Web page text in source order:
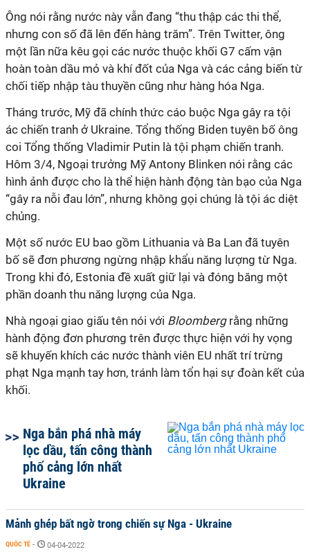
Ông nói rằng nước này vẫn đang “thu thập các thi thể,
nhưng con số đã lên đến hàng trăm”. Trên Twitter, ông
một lần nữa kêu gọi các nước thuộc khối G7 cấm vận
hoàn toàn dầu mỏ và khí đốt của Nga và các cảng biến từ
chối tiếp nhập tàu thuyền cũng như hàng hóa Nga.
Tháng trước, Mỹ đã chính thức cáo buộc Nga gây ra tội
ác chiến tranh ở Ukraine. Tổng thống Biden tuyên bố ông
coi Tổng thống Vladimir Putin là tội phạm chiến tranh.
Hôm 3/4, Ngoại trưởng Mỹ Antony Blinken nói rằng các
hình ảnh được cho là thể hiện hành động tàn bạo của Nga
“gây ra nỗi đau lớn”, nhưng không gọi chúng là tội ác diệt
chủng.
Một số nước EU bao gồm Lithuania và Ba Lan đã tuyên
bố sẽ đơn phương ngừng nhập khẩu năng lượng từ Nga.
Trong khi đó, Estonia đề xuất giữ lại và đóng băng một
phần doanh thu năng lượng của Nga.
Nhà ngoại giao giấu tên nói với Bloomberg rằng những
hành động đơn phương trên được thực hiện với hy vọng
sẽ khuyến khích các nước thành viên EU nhất trí trừng
phạt Nga mạnh tay hơn, tránh làm tổn hại sự đoàn kết của
khối.
Nga bắn phá nhà máy
lọc dầu, tấn công thành
phố cảng lớn nhất
Ukraine
Mảnh ghép bất ngờ trong chiến sự Nga - Ukraine
QUỐC TẾ - 04-04-2022